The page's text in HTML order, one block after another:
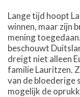
Lange tijd hoopt
winnen, maar zijn
mening
beschouwt
dreigt niet alleen
familie Lauritzen.
van de bloederige
mogelijk de